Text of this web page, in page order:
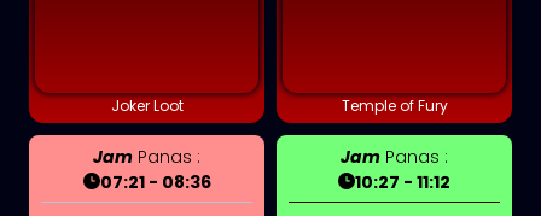
Joker Loot
Jam Panas :
07:21 - 08:36
Temple of Fury
Jam Panas :
10:27 - 11:12